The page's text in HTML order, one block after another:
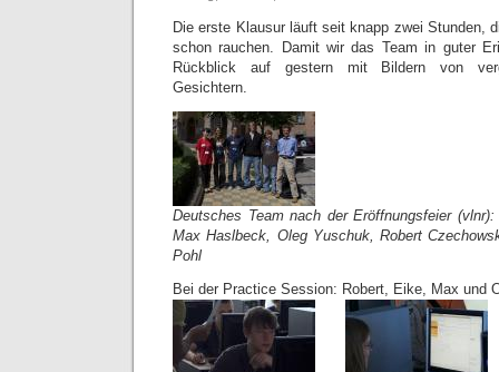
Die erste Klausur läuft seit knapp zwei Stunden,
schon rauchen. Damit wir das Team in guter
Rückblick auf gestern mit Bildern von
Gesichtern.
Deutsches Team nach der Eröffnungsfeier
Max Haslbeck, Oleg Yuschuk, Robert
Pohl
Bei der Practice Session: Robert, Eike, Max und